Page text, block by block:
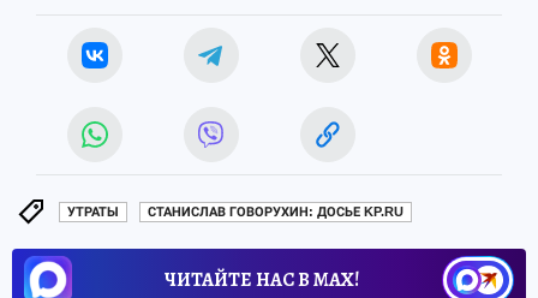
УТРАТЫ СТАНИСЛАВ ГОВОРУХИН: ДОСЬЕ KP.RU
ЧИТАЙТЕ НАС В МАХ!